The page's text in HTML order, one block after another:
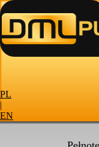
PL
|
EN